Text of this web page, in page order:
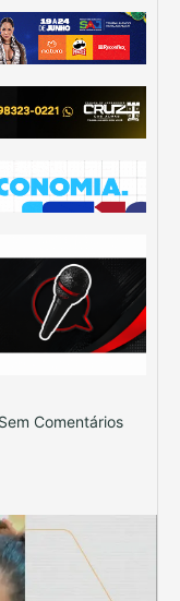
Sem Comentários